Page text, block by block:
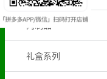
肉制品
礼盒系列